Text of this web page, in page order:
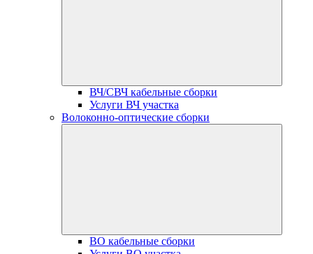
ВЧ/СВЧ кабельные сборки
Услуги ВЧ участка
Волоконно-оптические сборки
ВО кабельные сборки